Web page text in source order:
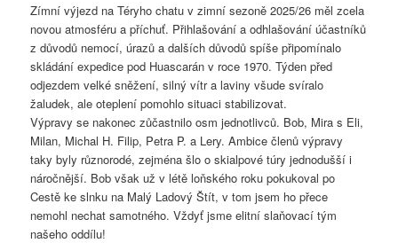
Zímní výjezd na Téryho chatu v zimní sezoně 2025/26 měl zcela
novou atmosféru a příchuť. Přihlašování a odhlašování účastníků
z důvodů nemocí, úrazů a dalších důvodů spíše připomínalo
skládání expedice pod Huascarán v roce 1970. Týden před
odjezdem velké sněžení, silný vítr a laviny všude svíralo
žaludek, ale oteplení pomohlo situaci stabilizovat.
Výpravy se nakonec zůčastnilo osm jednotlivců. Bob, Mira s Eli,
Milan, Michal H. Filip, Petra P. a Lery. Ambice členů výpravy
taky byly různorodé, zejména šlo o skialpové túry jednodušší i
náročnější. Bob však už v létě loňského roku pokukoval po
Cestě ke slnku na Malý Ladový Štít, v tom jsem ho přece
nemohl nechat samotného. Vždyť jsme elitní slaňovací tým
našeho oddílu!